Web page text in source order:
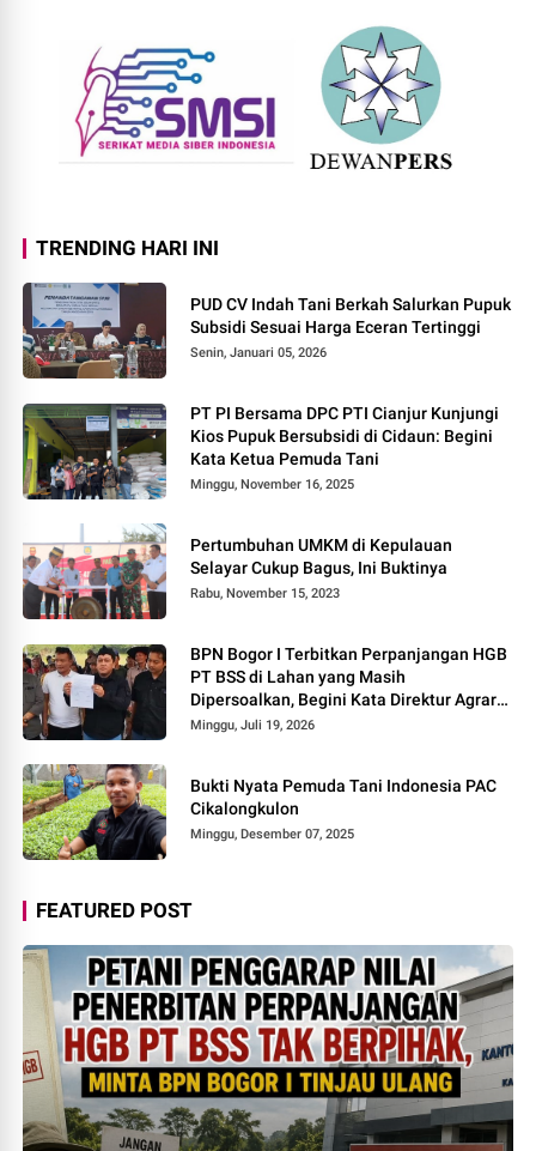
TRENDING HARI INI
PUD CV Indah Tani Berkah Salurkan Pupuk
Subsidi Sesuai Harga Eceran Tertinggi
Senin, Januari 05, 2026
PT PI Bersama DPC PTI Cianjur Kunjungi
Kios Pupuk Bersubsidi di Cidaun: Begini
Kata Ketua Pemuda Tani
Minggu, November 16, 2025
Pertumbuhan UMKM di Kepulauan
Selayar Cukup Bagus, Ini Buktinya
Rabu, November 15, 2023
BPN Bogor I Terbitkan Perpanjangan HGB
PT BSS di Lahan yang Masih
Dipersoalkan, Begini Kata Direktur Agraria
Institute!
Minggu, Juli 19, 2026
Bukti Nyata Pemuda Tani Indonesia PAC
Cikalongkulon
Minggu, Desember 07, 2025
FEATURED POST